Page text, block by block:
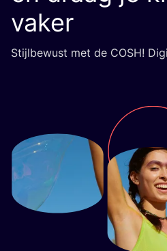
vaker
Stijl­be­wust met de COSH!